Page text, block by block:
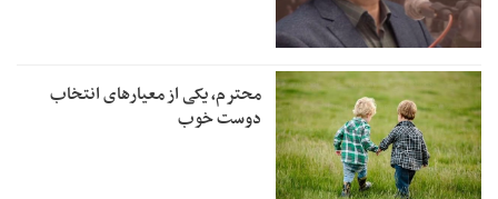
محترم، یکی از معیارهای انتخاب
دوست خوب